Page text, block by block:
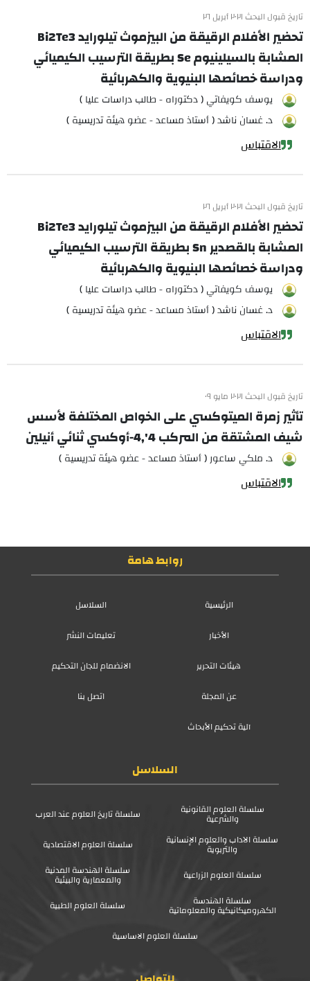
تاريخ قبول البحث ٢٠٢١ أبريل ٢٦
تحضير الأفلام الرقيقة من البيزموث تيلورايد Bi2Te3
المشابة بالسيلينيوم Se بطريقة الترسيب الكيميائي
ودراسة خصائصها البنيوية والكهربائية
يوسف كويفاتي ( دكتوراه - طالب دراسات عليا )
د. غسان ناشد ( أستاذ مساعد - عضو هيئة تدريسية )
الاقتباس
تاريخ قبول البحث ٢٠٢١ أبريل ٢٦
تحضير الأفلام الرقيقة من البيزموث تيلورايد Bi2Te3
المشابة بالقصدير Sn بطريقة الترسيب الكيميائي
ودراسة خصائصها البنيوية والكهربائية
يوسف كويفاتي ( دكتوراه - طالب دراسات عليا )
د. غسان ناشد ( أستاذ مساعد - عضو هيئة تدريسية )
الاقتباس
تاريخ قبول البحث ٢٠٢١ مايو ٠٩
تأثير زمرة الميتوكسي على الخواص المختلفة لأسس
شيف المشتقة من المركب 4',4-أوكسي ثنائي أنيلين
د. ملكي ساعور ( أستاذ مساعد - عضو هيئة تدريسية )
الاقتباس
روابط هامة
الرئيسية
السلاسل
الأخبار
تعليمات النشر
هيئات التحرير
الانضمام للجان التحكيم
عن المجلة
اتصل بنا
آلية تحكيم الأبحاث
السلاسل
سلسلة العلوم القانونية
والشرعية
سلسلة تاريخ العلوم عند العرب
سلسلة الآداب والعلوم الإنسانية
والتربوية
سلسلة العلوم الاقتصادية
سلسلة العلوم الزراعية
سلسلة الهندسة المدنية
والمعمارية والبيئية
سلسلة الهندسة
الكهروميكانيكية والمعلوماتية
سلسلة العلوم الطبية
سلسلة العلوم الاساسية